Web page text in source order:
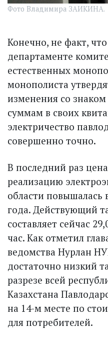
Фото Владимира ЗАИКИНА.
Конечно, не факт,
департаменте
естественных
монополиста
изменения со
суммам в своих
электричество
совершенно точно.
В последний раз
реализацию
области повышалась
года. Действующий
составляет сейчас
час. Как отметил
ведомства Нурлан
достаточно низкий
разрезе всей
Казахстана
на 14-м месте по
для потребителей.